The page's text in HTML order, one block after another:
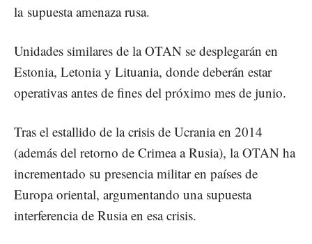
la supuesta amenaza rusa.
Unidades similares de la OTAN se desplegarán en
Estonia, Letonia y Lituania, donde deberán estar
operativas antes de fines del próximo mes de junio.
Tras el estallido de la crisis de Ucrania en 2014
(además del retorno de Crimea a Rusia), la OTAN ha
incrementado su presencia militar en países de
Europa oriental, argumentando una supuesta
interferencia de Rusia en esa crisis.